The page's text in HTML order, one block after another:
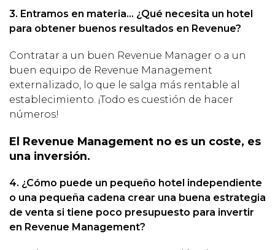
3. Entramos en materia… ¿Qué necesita un hotel
para obtener buenos resultados en Revenue?
Contratar a un buen Revenue Manager o a un
buen equipo de Revenue Management
externalizado, lo que le salga más rentable al
establecimiento. ¡Todo es cuestión de hacer
números!
El Revenue Management no es un coste, es
una inversión.
4. ¿Cómo puede un pequeño hotel independiente
o una pequeña cadena crear una buena estrategia
de venta si tiene poco presupuesto para invertir
en Revenue Management?